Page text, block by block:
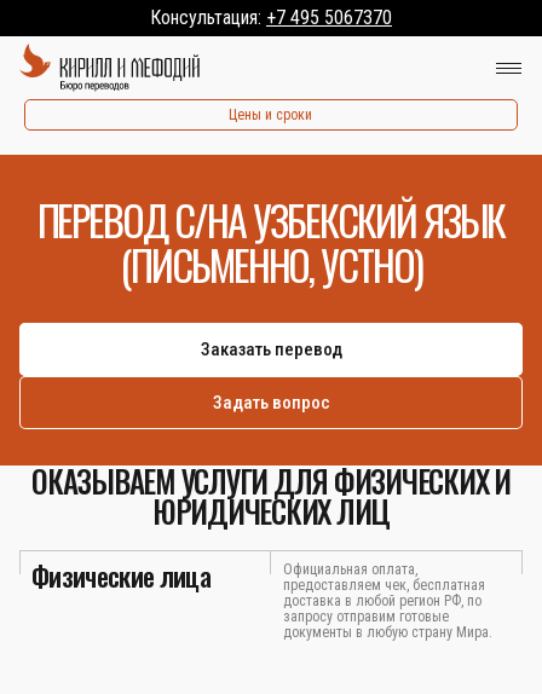
Консультация: +7 495 5067370
Цены и сроки
ПЕРЕВОД С/НА УЗБЕКСКИЙ ЯЗЫК
(ПИСЬМЕННО, УСТНО)
Заказать перевод
Задать вопрос
ОКАЗЫВАЕМ УСЛУГИ ДЛЯ ФИЗИЧЕСКИХ И
ЮРИДИЧЕСКИХ ЛИЦ
Физические лица
Официальная оплата,
предоставляем чек, бесплатная
доставка в любой регион РФ, по
запросу отправим готовые
документы в любую страну Мира.